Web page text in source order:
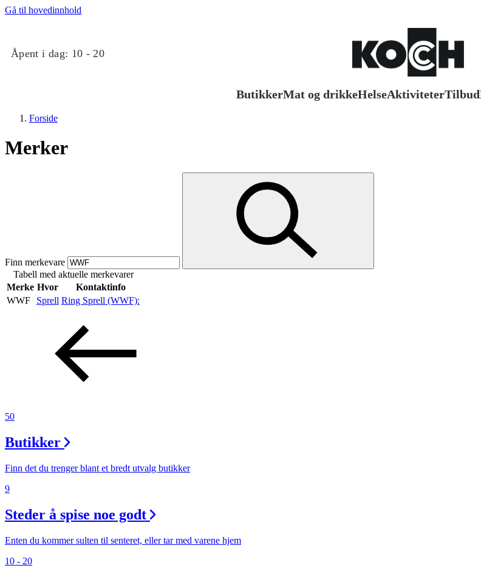
Gå til hovedinnhold
Åpent i dag: 10 - 20
ButikkerMat og drikkeHelseAktiviteterTilbud
Mat og drikke
Helse
Aktiviteter
Tilbud
Inspirasjon
Forside
Merker
Finn merkevare
Tabell med aktuelle merkevarer
Merke Hvor
Kontaktinfo
WWF
Sprell Ring Sprell (WWF):
50
Butikker
Finn det du trenger blant et bredt utvalg butikker
9
Steder å spise noe godt
Enten du kommer sulten til senteret, eller tar med varene hjem
10 - 20